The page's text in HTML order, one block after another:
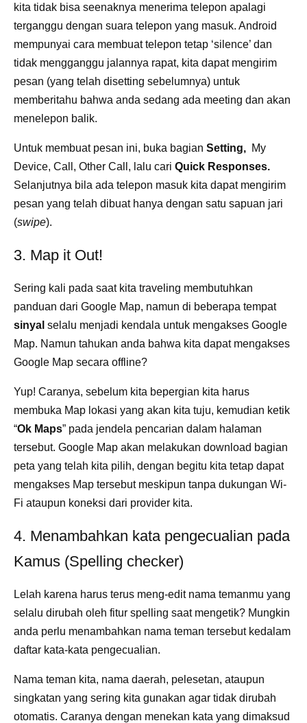
kita tidak bisa seenaknya menerima telepon apalagi
terganggu dengan suara telepon yang masuk. Android
mempunyai cara membuat telepon tetap ‘silence’ dan
tidak mengganggu jalannya rapat, kita dapat mengirim
pesan (yang telah disetting sebelumnya) untuk
memberitahu bahwa anda sedang ada meeting dan akan
menelepon balik.
Untuk membuat pesan ini, buka bagian Setting, My
Device, Call, Other Call, lalu cari Quick Responses.
Selanjutnya bila ada telepon masuk kita dapat mengirim
pesan yang telah dibuat hanya dengan satu sapuan jari
(swipe).
3. Map it Out!
Sering kali pada saat kita traveling membutuhkan
panduan dari Google Map, namun di beberapa tempat
sinyal selalu menjadi kendala untuk mengakses Google
Map. Namun tahukan anda bahwa kita dapat mengakses
Google Map secara offline?
Yup! Caranya, sebelum kita bepergian kita harus
membuka Map lokasi yang akan kita tuju, kemudian ketik
“Ok Maps” pada jendela pencarian dalam halaman
tersebut. Google Map akan melakukan download bagian
peta yang telah kita pilih, dengan begitu kita tetap dapat
mengakses Map tersebut meskipun tanpa dukungan Wi-
Fi ataupun koneksi dari provider kita.
4. Menambahkan kata pengecualian pada
Kamus (Spelling checker)
Lelah karena harus terus meng-edit nama temanmu yang
selalu dirubah oleh fitur spelling saat mengetik? Mungkin
anda perlu menambahkan nama teman tersebut kedalam
daftar kata-kata pengecualian.
Nama teman kita, nama daerah, pelesetan, ataupun
singkatan yang sering kita gunakan agar tidak dirubah
otomatis. Caranya dengan menekan kata yang dimaksud